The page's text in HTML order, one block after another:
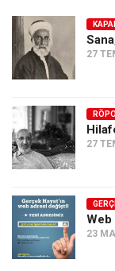
27
27
Web
23